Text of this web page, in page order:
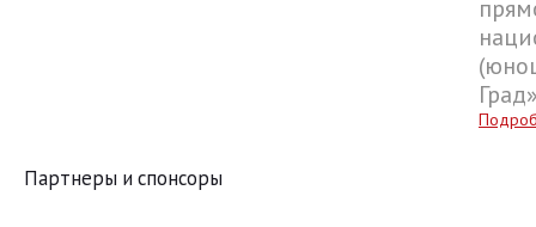
Партнеры и спонсоры